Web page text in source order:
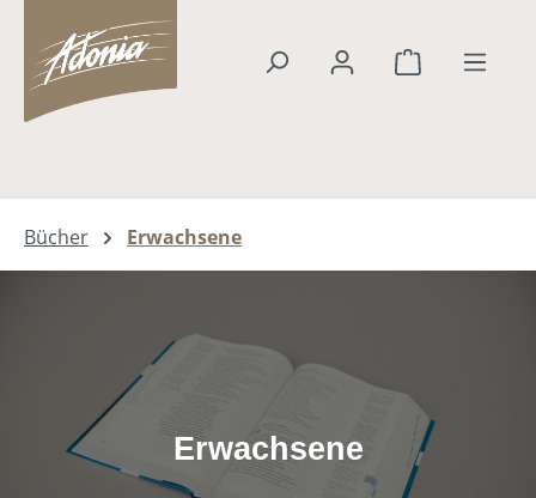
springen
Warenkorb
Bücher
Erwachsene
Erwachsene